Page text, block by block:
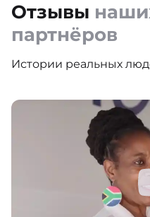
Отзывы
партнёров
Истории реальных